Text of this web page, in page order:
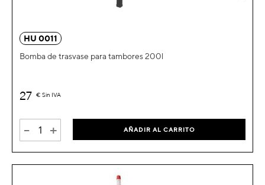
HU 0011
Bomba de trasvase para tambores 200l
27 € Sin IVA
- + AÑADIR AL CARRITO